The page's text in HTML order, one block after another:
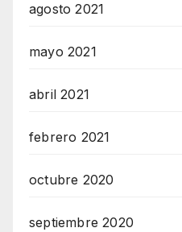
agosto 2021
mayo 2021
abril 2021
febrero 2021
octubre 2020
septiembre 2020